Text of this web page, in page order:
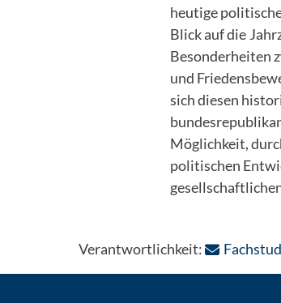
heutige
Blick auf die
Besonderheiten
und
sich diesen
Möglichkeit,
politischen
Verantwortlichkeit: